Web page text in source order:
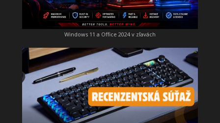
Windows 11 a Office 2024 v zľavách